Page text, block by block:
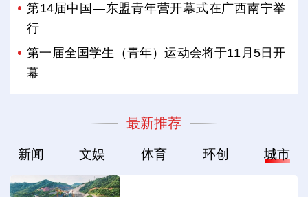
第14届中国—东盟青年营开幕式在广西南宁举
行
第一届全国学生（青年）运动会将于11月5日开
幕
最新推荐
新闻 文娱 体育 环创 城市